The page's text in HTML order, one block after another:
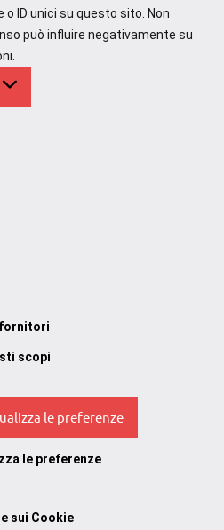
ID unici su questo sito. Non
può influire negativamente su
scopi
le preferenze
le preferenze
sui Cookie